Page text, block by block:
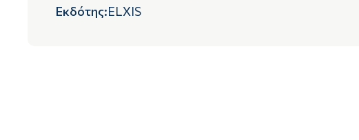
Εκδότης:ELXIS